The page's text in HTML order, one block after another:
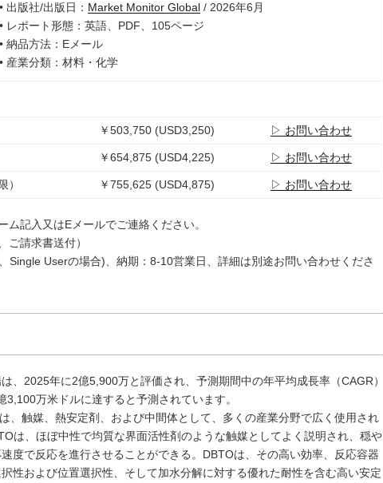
• 出版社/出版日： Market Monitor Global/ 2026年6月
• レポート形態：英語、PDF、105ページ
• 納品方法：Eメール
• 産業分類：材料・化学
￥503,750 (USD3,250) ▷ お問い合わせ
￥654,875 (USD4,225) ▷ お問い合わせ
） ￥755,625 (USD4,875) ▷ お問い合わせ
ム記入又はEメールでご連絡ください。
ご請求書送付）
Single Userの場合)、納期：8-10営業日、詳細は別途お問い合わせくださ
、2025年に2億5,900万と評価され、予測期間中の年平均成長率（CAGR）
万米ドルに達すると予測されています。
、触媒、熱安定剤、および中間体として、多くの産業分野で広く使用され
は、ほぼ中性で均質な界面活性剤のような触媒としてよく説明され、穏や
度で反応を進行させることができる。DBTOは、その高い効率、反応容器
性および位置選択性、そして加水分解に対する優れた耐性を含む高い安定